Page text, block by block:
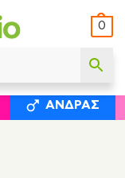
0
ΕΠΙΚΟΙΝΩΝΊΑ
ΦΥΣΙΚΆ
ΆΝΔΡΑΣ